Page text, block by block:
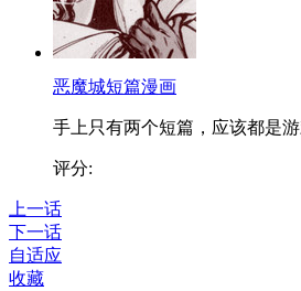
恶魔城短篇漫画
手上只有两个短篇，应该都是
评分:
上一话
下一话
自适应
收藏